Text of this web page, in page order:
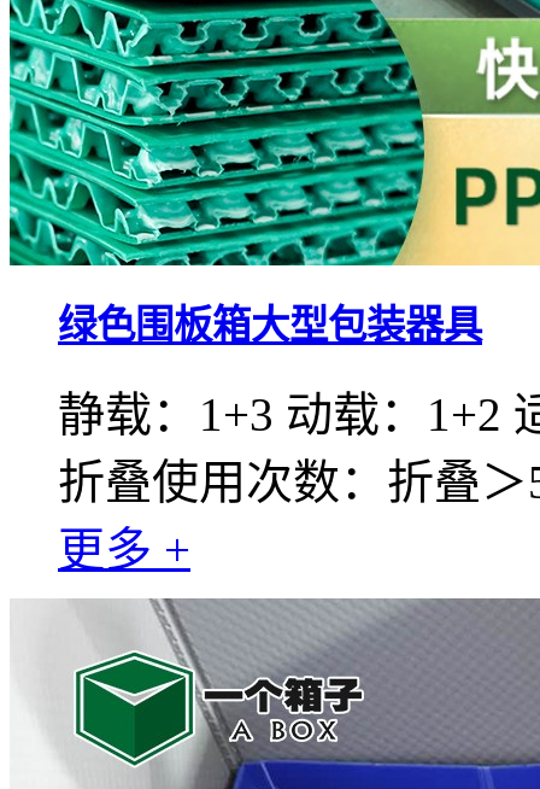
绿色围板箱大型包装器具
静载：1+3 动载：
折叠使用次数：折叠＞
更多 +